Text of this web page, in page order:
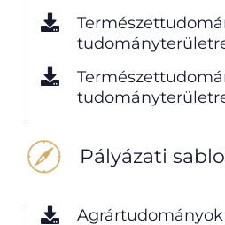
Pályázati
Agrártudományok